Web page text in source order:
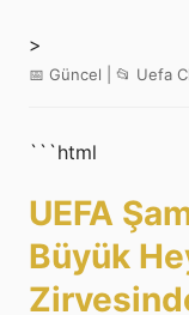
>
📅 Güncel | 📂 Uefa
```html
UEFA
Büyük